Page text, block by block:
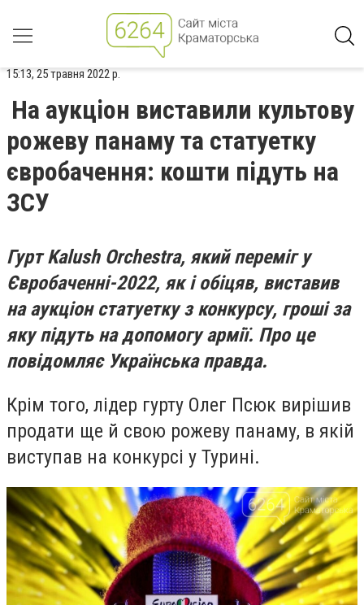
15:13, 25 травня 2022 р.
На аукціон виставили культову
рожеву панаму та статуетку
євробачення: кошти підуть на
ЗСУ
Гурт Kalush Orchestra, який переміг у
Євробаченні-2022, як і обіцяв, виставив
на аукціон статуетку з конкурсу, гроші за
яку підуть на допомогу армії. Про це
повідомляє Українська правда.
Крім того, лідер гурту Олег Псюк вирішив
продати ще й свою рожеву панаму, в якій
виступав на конкурсі у Турині.